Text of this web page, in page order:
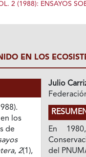
2 (1988): ENSAYOS
EN LOS
los
de
, 2(1),
Julio
En
del